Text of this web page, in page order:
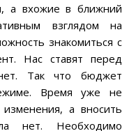
а вхожие в ближний
взглядом на
знакомиться с
Нас ставят перед
Так что бюджет
Время уже не
а вносить
нет. Необходимо